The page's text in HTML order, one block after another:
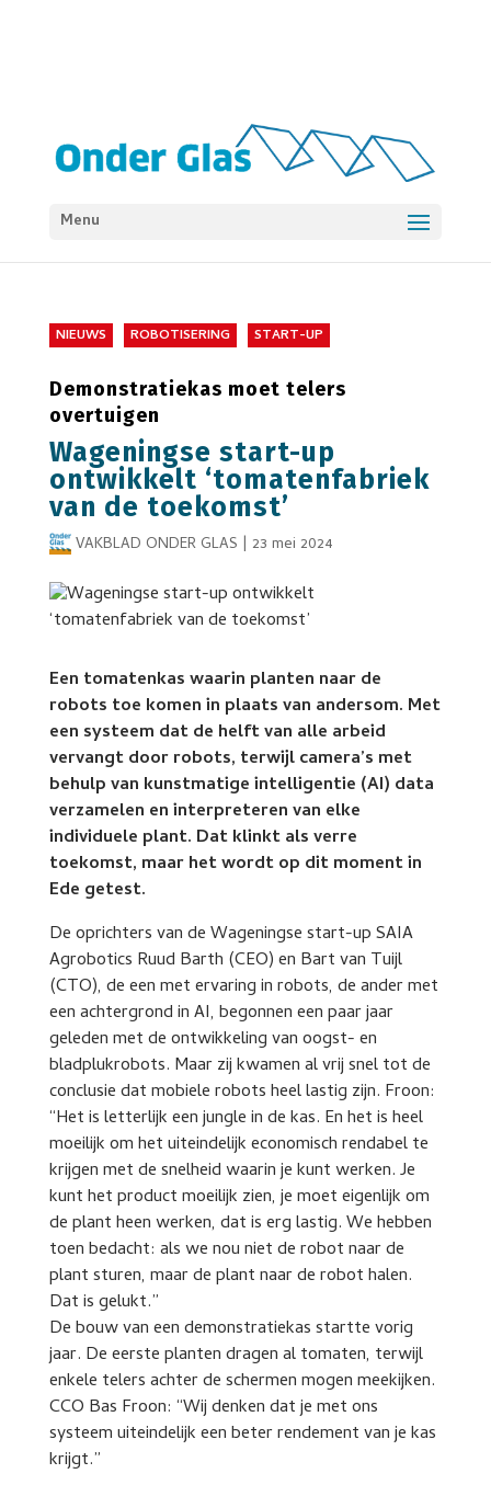
Menu
NIEUWS ROBOTISERING START-UP
Demonstratiekas moet telers
overtuigen
Wageningse start-up
ontwikkelt ‘tomatenfabriek
van de toekomst’
VAKBLAD ONDER GLAS | 23 mei 2024
Een tomatenkas waarin planten naar de
robots toe komen in plaats van andersom. Met
een systeem dat de helft van alle arbeid
vervangt door robots, terwijl camera’s met
behulp van kunstmatige intelligentie (AI) data
verzamelen en interpreteren van elke
individuele plant. Dat klinkt als verre
toekomst, maar het wordt op dit moment in
Ede getest.
De oprichters van de Wageningse start-up SAIA
Agrobotics Ruud Barth (CEO) en Bart van Tuijl
(CTO), de een met ervaring in robots, de ander met
een achtergrond in AI, begonnen een paar jaar
geleden met de ontwikkeling van oogst- en
bladplukrobots. Maar zij kwamen al vrij snel tot de
conclusie dat mobiele robots heel lastig zijn. Froon:
“Het is letterlijk een jungle in de kas. En het is heel
moeilijk om het uiteindelijk economisch rendabel te
krijgen met de snelheid waarin je kunt werken. Je
kunt het product moeilijk zien, je moet eigenlijk om
de plant heen werken, dat is erg lastig. We hebben
toen bedacht: als we nou niet de robot naar de
plant sturen, maar de plant naar de robot halen.
Dat is gelukt.”
De bouw van een demonstratiekas startte vorig
jaar. De eerste planten dragen al tomaten, terwijl
enkele telers achter de schermen mogen meekijken.
CCO Bas Froon: “Wij denken dat je met ons
systeem uiteindelijk een beter rendement van je kas
krijgt.”